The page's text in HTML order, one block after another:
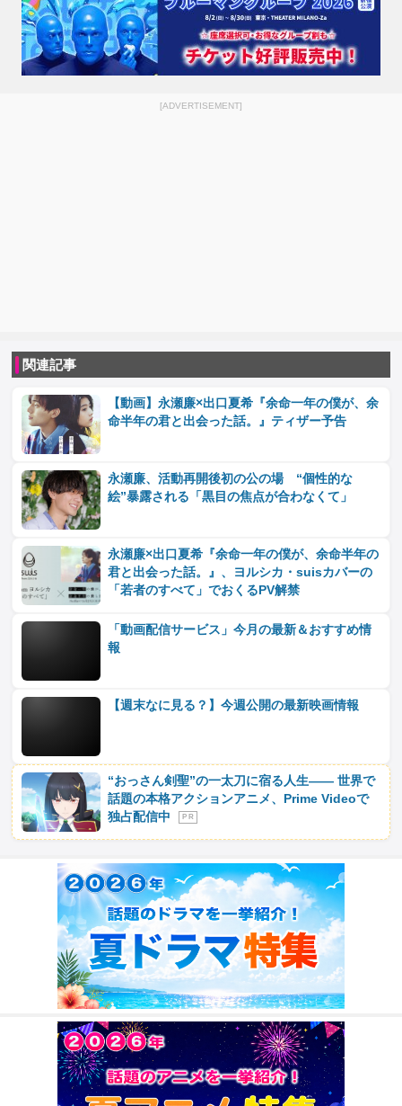
[ADVERTISEMENT]
関連記事
【動画】永瀬廉×出口夏希『余命一年の僕が、余
命半年の君と出会った話。』ティザー予告
永瀬廉、活動再開後初の公の場 “個性的な
絵”暴露される「黒目の焦点が合わなくて」
永瀬廉×出口夏希『余命一年の僕が、余命半年の
君と出会った話。』、ヨルシカ・suisカバーの
「若者のすべて」でおくるPV解禁
「動画配信サービス」今月の最新＆おすすめ情
報
【週末なに見る？】今週公開の最新映画情報
“おっさん剣聖”の一太刀に宿る人生―― 世界で
話題の本格アクションアニメ、Prime Videoで
独占配信中
P R